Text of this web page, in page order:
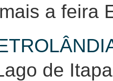
a feira
de